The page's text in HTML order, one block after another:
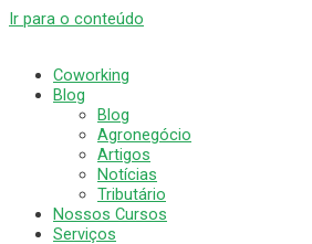
Ir para o conteúdo
Coworking
Blog
Blog
Agronegócio
Artigos
Notícias
Tributário
Nossos Cursos
Serviços